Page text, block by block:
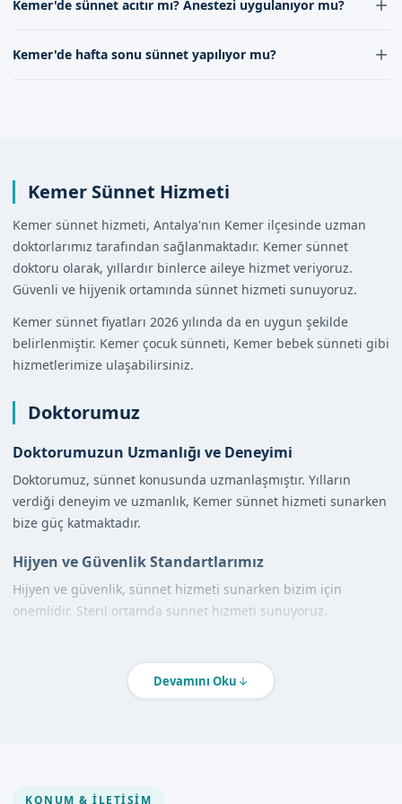
altına alır.
aracılığıyla veya iletişimimizi kurarak alınabilir. Randevu
geçiniz.
Kemer'de sünnet acıtır mı? Anestezi uygulanıyor mu?
uygulamasıyla ağrısız bir şekilde gerçekleştirilir.
Kemer'de hafta sonu sünnet yapılıyor mu?
Kemer Sünnet Hizmeti
Kemer sünnet hizmeti, Antalya'nın Kemer ilçesinde uzman
doktorlarımız tarafından sağlanmaktadır. Kemer sünnet
doktoru olarak, yıllardır binlerce aileye hizmet veriyoruz.
Güvenli ve hijyenik ortamında sünnet hizmeti sunuyoruz.
Kemer sünnet fiyatları 2026 yılında da en uygun şekilde
belirlenmiştir. Kemer çocuk sünneti, Kemer bebek sünneti gibi
hizmetlerimize ulaşabilirsiniz.
Doktorumuz
Doktorumuzun Uzmanlığı ve Deneyimi
Doktorumuz, sünnet konusunda uzmanlaşmıştır. Yılların
verdiği deneyim ve uzmanlık, Kemer sünnet hizmeti sunarken
bize güç katmaktadır.
Hijyen ve Güvenlik Standartlarımız
Hijyen ve güvenlik, sünnet hizmeti sunarken bizim için
önemlidir. Steril ortamda sünnet hizmeti sunuyoruz.
Hizmet Kapsamımız
Devamını Oku
KONUM & İLETIŞIM